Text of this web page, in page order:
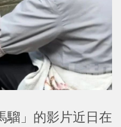
騮」的影片近日在